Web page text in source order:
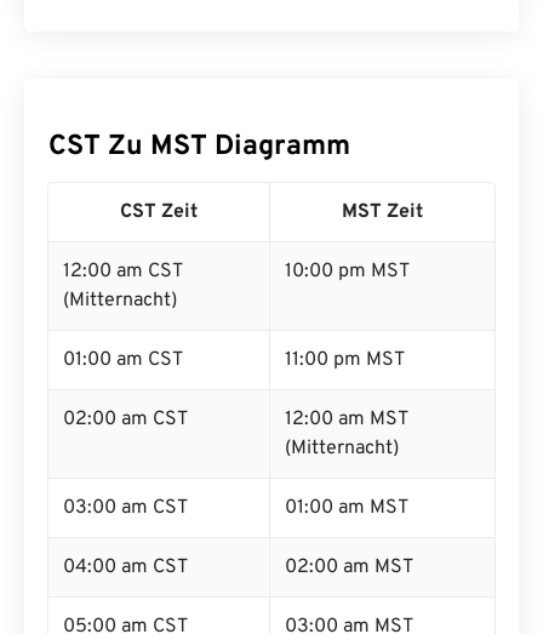
CST Zu MST Diagramm
CST Zeit MST Zeit
12:00 am CST
(Mitternacht)
10:00 pm MST
01:00 am CST 11:00 pm MST
02:00 am CST
12:00 am MST
(Mitternacht)
03:00 am CST 01:00 am MST
04:00 am CST 02:00 am MST
05:00 am CST 03:00 am MST